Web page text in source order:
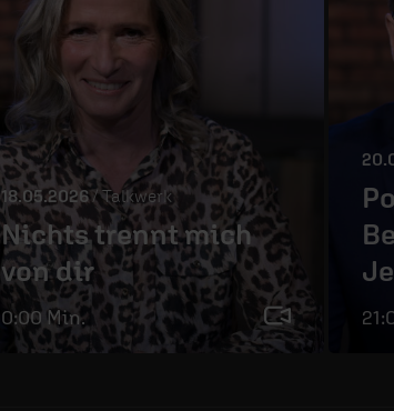
18.05.2026/ Talkwerk
Nichts trennt mich
von dir
0:00 Min.